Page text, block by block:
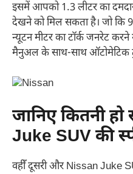
इसमें आपको 1.3 लीटर का
देखने को मिल सकता है। जो कि
न्यूटन मीटर का टॉर्क जनरेट
मैनुअल के साथ-साथ ऑटोमेटिक
जानिए कितनी
Juke SUV की
वहीँ दूसरी और Nissan Juke